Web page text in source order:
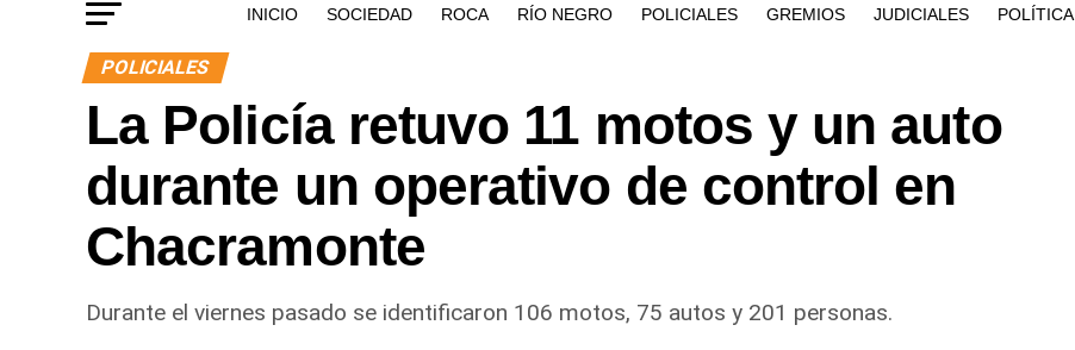
INICIO SOCIEDAD ROCA RÍO NEGRO POLICIALES GREMIOS JUDICIALES POLÍTICA
POLICIALES
La Policía retuvo 11 motos y un auto
durante un operativo de control en
Chacramonte
Durante el viernes pasado se identificaron 106 motos, 75 autos y 201 personas.